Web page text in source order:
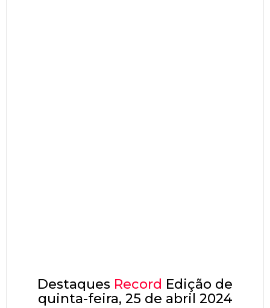
Destaques Record Edição de
quinta-feira, 25 de abril 2024